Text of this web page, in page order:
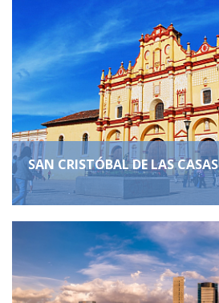
SAN CRISTÓBAL DE LAS CASAS